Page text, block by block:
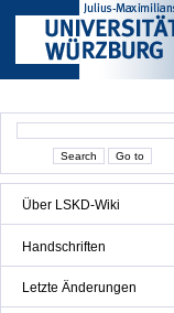
Über LSKD-Wiki
Handschriften
Letzte Änderungen